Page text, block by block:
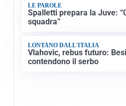
LE PAROLE
Spalletti prepara la Juve:
squadra”
LONTANO DALL'ITALIA
Vlahovic, rebus futuro:
contendono il serbo